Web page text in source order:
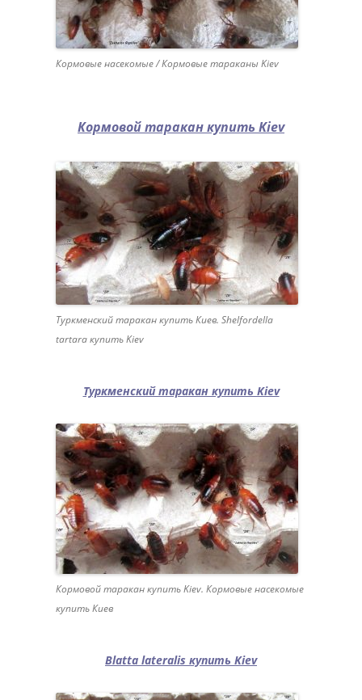
Кормовые насекомые / Кормовые тараканы Kiev
Кормовой таракан купить Kiev
Туркменский таракан купить Киев. Shelfordella
tartara купить Kiev
Туркменский таракан купить Kiev
Кормовой таракан купить Kiev. Кормовые насекомые
купить Киев
Blatta lateralis купить Kiev